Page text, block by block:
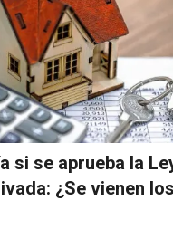
si se aprueba la
¿Se vienen